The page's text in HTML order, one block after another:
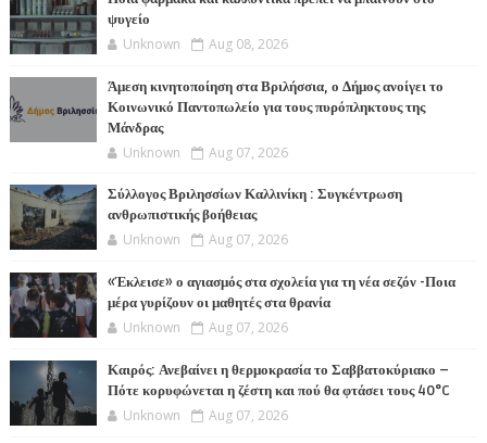
ψυγείο
Unknown Aug 08, 2026
Άμεση κινητοποίηση στα Βριλήσσια, ο Δήμος ανοίγει το
Κοινωνικό Παντοπωλείο για τους πυρόπληκτους της
Μάνδρας
Unknown Aug 07, 2026
Σύλλογος Βριλησσίων Καλλινίκη : Συγκέντρωση
ανθρωπιστικής βοήθειας
Unknown Aug 07, 2026
«Έκλεισε» ο αγιασμός στα σχολεία για τη νέα σεζόν -Ποια
μέρα γυρίζουν οι μαθητές στα θρανία
Unknown Aug 07, 2026
Καιρός: Ανεβαίνει η θερμοκρασία το Σαββατοκύριακο –
Πότε κορυφώνεται η ζέστη και πού θα φτάσει τους 40°C
Unknown Aug 07, 2026